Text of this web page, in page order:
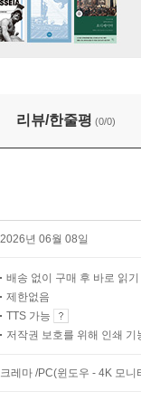
리뷰/한줄평 (0/0)
2026년 06월 08일
배송 없이 구매 후 바로 읽기
제한없음
TTS 가능
저작권 보호를 위해 인쇄 기
크레마 /PC(윈도우 - 4K 모